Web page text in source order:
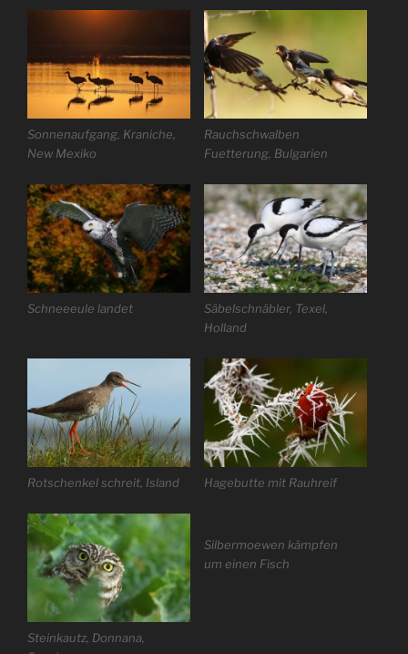
Sonnenaufgang, Kraniche,
New Mexiko
Rauchschwalben
Fuetterung, Bulgarien
Schneeeule landet
Säbelschnäbler, Texel,
Holland
Rotschenkel schreit, Island Hagebutte mit Rauhreif
Steinkautz, Donnana,
Silbermoewen kämpfen
um einen Fisch